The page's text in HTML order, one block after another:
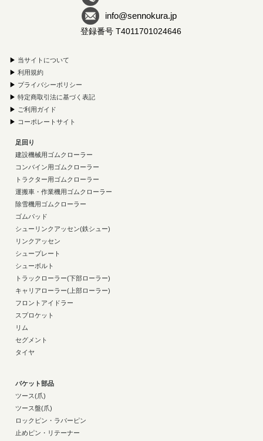
info@sennokura.jp
登録番号 T4011701024646
▶ 当サイトについて
▶ 利用規約
▶ プライバシーポリシー
▶ 特定商取引法に基づく表記
▶ ご利用ガイド
▶ コーポレートサイト
足回り
建設機械用ゴムクローラー
コンバイン用ゴムクローラー
トラクター用ゴムクローラー
運搬車・作業機用ゴムクローラー
除雪機用ゴムクローラー
ゴムパッド
シューリンクアッセン(鉄シュー)
リンクアッセン
シュープレート
シューボルト
トラックローラー(下部ローラー)
キャリアローラー(上部ローラー)
フロントアイドラー
スプロケット
リム
セグメント
タイヤ
バケット部品
ツース(爪)
ツース盤(爪)
ロックピン・ラバーピン
止めピン・リテーナー